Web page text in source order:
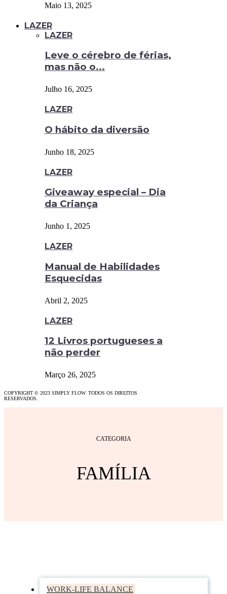
Maio 13, 2025
LAZER
LAZER
Leve o cérebro de férias,
mas não o...
Julho 16, 2025
LAZER
O hábito da diversão
Junho 18, 2025
LAZER
Giveaway especial – Dia
da Criança
Junho 1, 2025
LAZER
Manual de Habilidades
Esquecidas
Abril 2, 2025
LAZER
12 Livros portugueses a
não perder
Março 26, 2025
COPYRIGHT © 2023 SIMPLY FLOW. TODOS OS DIREITOS
RESERVADOS.
CATEGORIA
FAMÍLIA
WORK-LIFE BALANCE